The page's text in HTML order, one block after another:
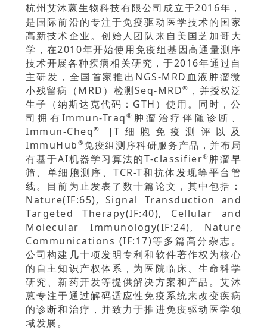
杭州艾沐蒽生物科技有限公司成立于2016年，
是国际前沿的专注于免疫驱动医学技术的国家
高新技术企业。创始人团队来自美国芝加哥大
学，在2010年开始使用免疫组基因高通量测序
技术开展各种疾病相关研究，于2016年通过自
主研发，全国首家推出NGS-MRD血液肿瘤微
小残留病（MRD）检测Seq-MRD®
，并授权泛
生子（纳斯达克代码：GTH）使用。同时，公
司拥有Immun-Traq ® 肿瘤治疗伴随诊断、
Immun-Cheq®
|T细胞免疫测评以及
ImmuHub ®免疫组测序科研服务产品，并布局
有基于AI机器学习算法的T-classifier® 肿瘤早
筛、单细胞测序、TCR-T和抗体发现等平台管
线。目前为止发表了数十篇论文，其中包括：
Nature(IF:65), Signal Transduction and
Targeted Therapy(IF:40), Cellular and
Molecular Immunology(IF:24), Nature
Communications (IF:17)等多篇高分杂志。
公司构建几十项发明专利和软件著作权为核心
的自主知识产权体系，为医院临床、生命科学
研究、新药开发等提供解决方案和产品。艾沐
蒽专注于通过解码适应性免疫系统来改变疾病
的诊断和治疗，并致力于推进免疫驱动医学领
域发展。